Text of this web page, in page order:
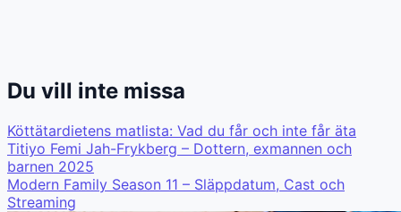
Du vill inte missa
Köttätardietens matlista: Vad du får och inte får äta
Titiyo Femi Jah-Frykberg – Dottern, exmannen och
barnen 2025
Modern Family Season 11 – Släppdatum, Cast och
Streaming